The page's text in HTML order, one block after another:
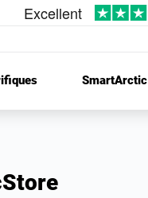
SmartArctic